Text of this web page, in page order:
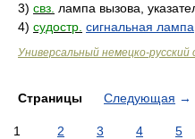
3) свз. лампа вызова,
4) судостр. сигнальная лампа
Универсальный немецко-русский
Страницы Следующая →
1 2 3 4 5